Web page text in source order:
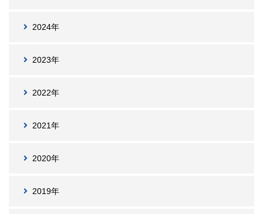
2024年
2023年
2022年
2021年
2020年
2019年